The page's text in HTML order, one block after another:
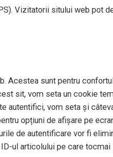
Vizitatorii sitului web pot
Acestea sunt pentru
sit, vom seta un cookie
autentifici, vom seta și
opțiuni de afișare pe
de autentificare vor fi
ul articolului pe care